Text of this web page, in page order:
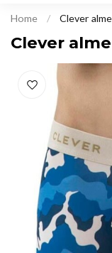
Home / Clever
Clever